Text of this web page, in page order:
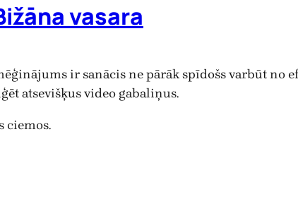
vasara
ir sanācis ne pārāk spīdošs varbūt no
atsevišķus video gabaliņus.
ciemos.